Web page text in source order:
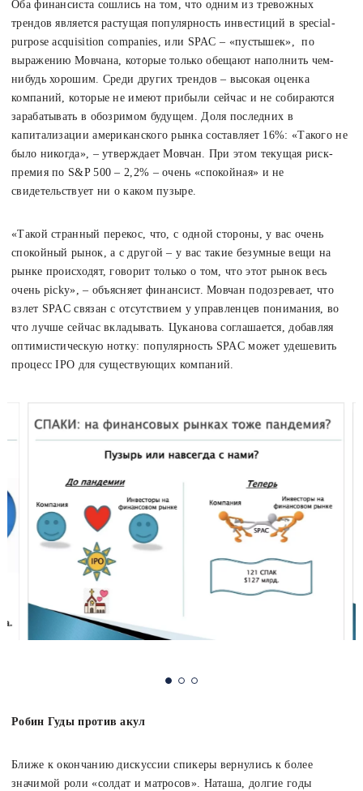
Оба финансиста сошлись на том, что одним из тревожных
трендов является растущая популярность инвестиций в special-
purpose acquisition companies, или SPAC – «пустышек», по
выражению Мовчана, которые только обещают наполнить чем-
нибудь хорошим. Среди других трендов – высокая оценка
компаний, которые не имеют прибыли сейчас и не собираются
зарабатывать в обозримом будущем. Доля последних в
капитализации американского рынка составляет 16%: «Такого не
было никогда», – утверждает Мовчан. При этом текущая риск-
премия по S&P 500 – 2,2% – очень «спокойная» и не
свидетельствует ни о каком пузыре.
«Такой странный перекос, что, с одной стороны, у вас очень
спокойный рынок, а с другой – у вас такие безумные вещи на
рынке происходят, говорит только о том, что этот рынок весь
очень picky», – объясняет финансист. Мовчан подозревает, что
взлет SPAC связан с отсутствием у управленцев понимания, во
что лучше сейчас вкладывать. Цуканова соглашается, добавляя
оптимистическую нотку: популярность SPAC может удешевить
процесс IPO для существующих компаний.
Робин Гуды против акул
Ближе к окончанию дискуссии спикеры вернулись к более
значимой роли «солдат и матросов». Наташа, долгие годы